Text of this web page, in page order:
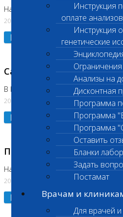
Инструкция
оплате анализов
Инструкция
генетические
Анализы на
Дисконтная
Программа
Программа
Программа
Оставить
Бланки
Задать
Постамат
Врачам и
Для врачей и
На Нагорной
20.07.2026
Подробнее
Санитарный день
В Коломне 20.07.2026
20.07.2026
Подробнее
Приостановлено
На Нагорной
20.07.2026
Подробнее